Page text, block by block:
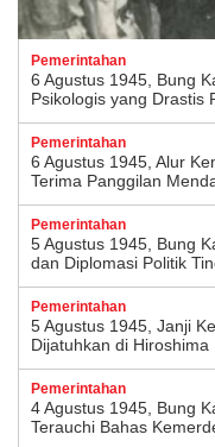
Pemerintahan
6 Agustus 1945, Bung
Psikologis yang Drastis
Pemerintahan
6 Agustus 1945, Alur
Terima Panggilan
Pemerintahan
5 Agustus 1945, Bung
dan Diplomasi Politik
Pemerintahan
5 Agustus 1945, Janji
Dijatuhkan di Hiroshima
Pemerintahan
4 Agustus 1945, Bung
Terauchi Bahas